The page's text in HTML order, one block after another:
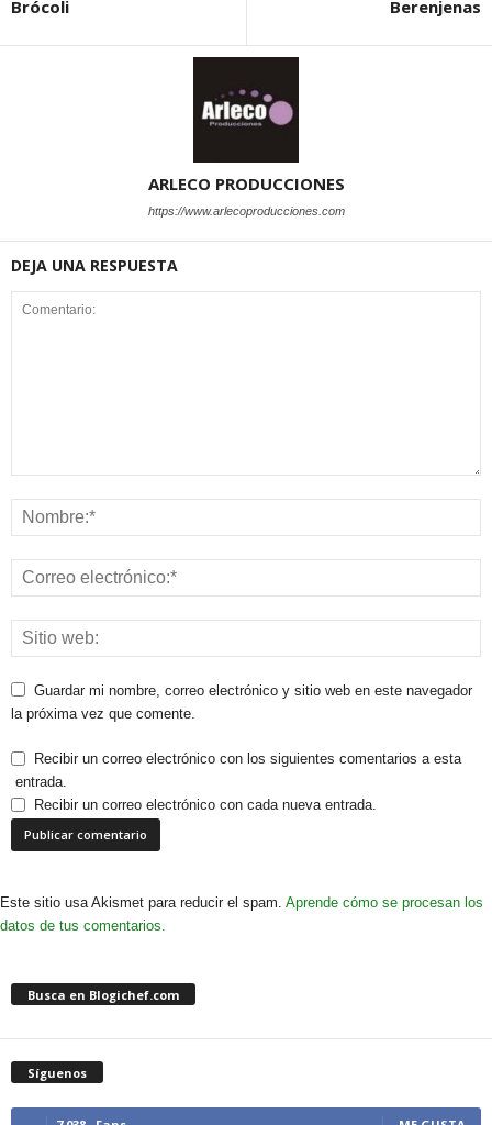
Brócoli Berenjenas
ARLECO PRODUCCIONES
https://www.arlecoproducciones.com
DEJA UNA RESPUESTA
Guardar mi nombre, correo electrónico y sitio web en este navegador
la próxima vez que comente.
Recibir un correo electrónico con los siguientes comentarios a esta
entrada.
Recibir un correo electrónico con cada nueva entrada.
Este sitio usa Akismet para reducir el spam. Aprende cómo se procesan los
datos de tus comentarios.
Busca en Blogichef.com
Síguenos